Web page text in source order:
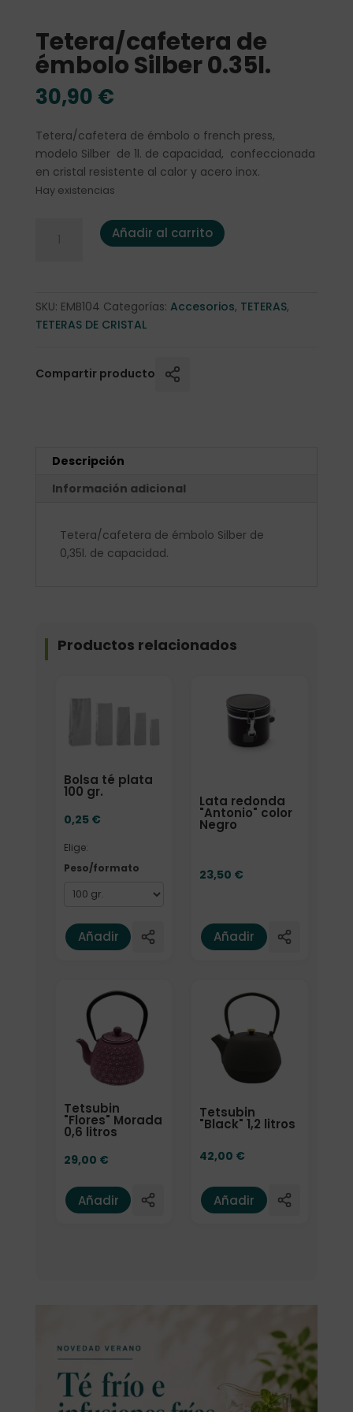
Tetera/cafetera de
émbolo Silber 0.35l.
30,90 €
Tetera/cafetera de émbolo o french press,
modelo Silber de 1l. de capacidad, confeccionada
en cristal resistente al calor y acero inox.
Hay existencias
Tetera/cafetera de émbolo Silber 0.35l. cantidad
Añadir al carrito
SKU: EMB104 Categorías: Accesorios, TETERAS,
TETERAS DE CRISTAL
Compartir producto
Descripción
Información adicional
Tetera/cafetera de émbolo Silber de
0,35l. de capacidad.
Productos relacionados
Bolsa té plata
100 gr.
0,25 €
Elige:
Peso/formato
Añadir
Lata redonda
"Antonio" color
Negro
23,50 €
Añadir
Tetsubin
"Flores" Morada
0,6 litros
29,00 €
Añadir
Tetsubin
"Black" 1,2 litros
42,00 €
Añadir